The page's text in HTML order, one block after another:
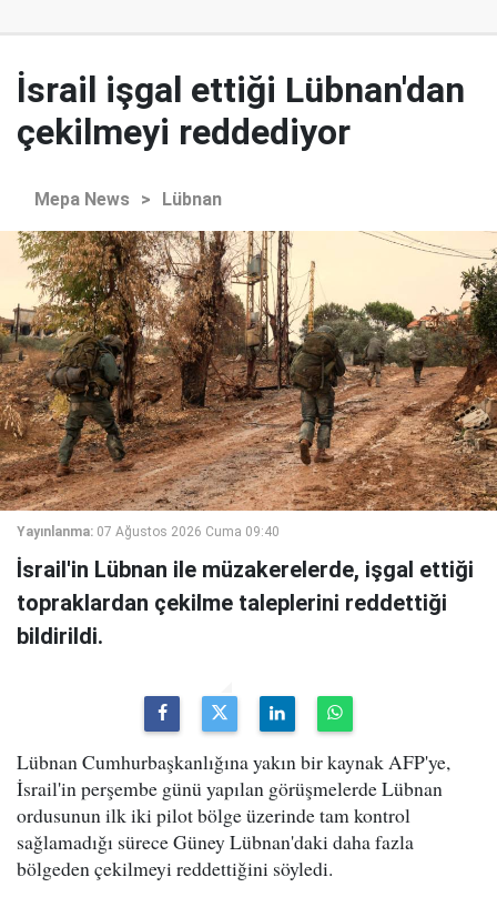
İsrail işgal ettiği Lübnan'dan
çekilmeyi reddediyor
Mepa News > Lübnan
Yayınlanma: 07 Ağustos 2026 Cuma 09:40
İsrail'in Lübnan ile müzakerelerde, işgal ettiği
topraklardan çekilme taleplerini reddettiği
bildirildi.
Lübnan Cumhurbaşkanlığına yakın bir kaynak AFP'ye,
İsrail'in perşembe günü yapılan görüşmelerde Lübnan
ordusunun ilk iki pilot bölge üzerinde tam kontrol
sağlamadığı sürece Güney Lübnan'daki daha fazla
bölgeden çekilmeyi reddettiğini söyledi.